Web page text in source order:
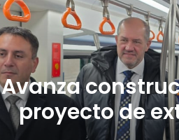
Avanza
proyecto de